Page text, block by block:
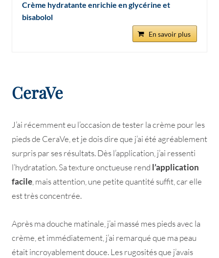
Crème hydratante enrichie en glycérine et
bisabolol
En savoir plus
CeraVe
J’ai récemment eu l’occasion de tester la crème pour les
pieds de CeraVe, et je dois dire que j’ai été agréablement
surpris par ses résultats. Dès l’application, j’ai ressenti
l’hydratation. Sa texture onctueuse rend l’application
facile, mais attention, une petite quantité suffit, car elle
est très concentrée.
Après ma douche matinale, j’ai massé mes pieds avec la
crème, et immédiatement, j’ai remarqué que ma peau
était incroyablement douce. Les rugosités que j’avais